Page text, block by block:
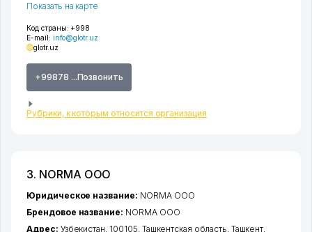
Код страны: +998
E-mail: info@glotr.uz
glotr.uz
+99878 ...Позвонить
Рубрики, к которым относится организация
Показать на карте
3. NORMA ООО
Юридическое название: NORMA ООО
Брендовое название: NORMA ООО
Адрес: Узбекистан, 100105, Ташкентская область, Ташкент,